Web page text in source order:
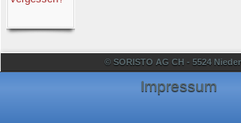
© SORISTO AG CH - 5524
Impressum